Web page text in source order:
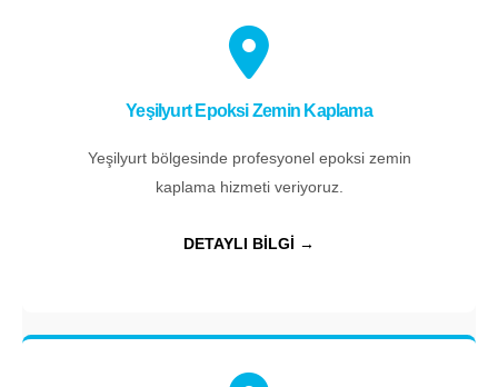
Yeşilyurt Epoksi Zemin Kaplama
Yeşilyurt bölgesinde profesyonel epoksi zemin
kaplama hizmeti veriyoruz.
DETAYLI BİLGİ →